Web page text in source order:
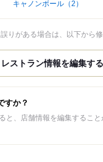
キャノンボール （2）
りがある場合は、以下から修
すか？
と、店舗情報を編集すること